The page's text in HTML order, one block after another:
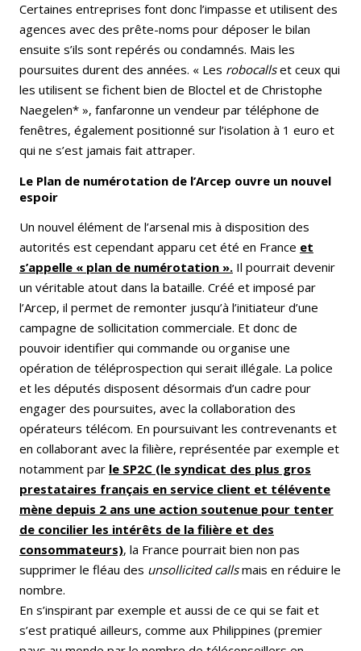
Certaines entreprises font donc l’impasse et utilisent des
agences avec des prête-noms pour déposer le bilan
ensuite s’ils sont repérés ou condamnés. Mais les
poursuites durent des années. « Les robocallset ceux qui
les utilisent se fichent bien de Bloctel et de Christophe
Naegelen* », fanfaronne un vendeur par téléphone de
fenêtres, également positionné sur l’isolation à 1 euro et
qui ne s’est jamais fait attraper.
Le Plan de numérotation de l’Arcep ouvre un nouvel
espoir
Un nouvel élément de l’arsenal mis à disposition des
autorités est cependant apparu cet été en France et
s’appelle « plan de numérotation ». Il pourrait devenir
un véritable atout dans la bataille. Créé et imposé par
l’Arcep, il permet de remonter jusqu’à l’initiateur d’une
campagne de sollicitation commerciale. Et donc de
pouvoir identifier qui commande ou organise une
opération de téléprospection qui serait illégale. La police
et les députés disposent désormais d’un cadre pour
engager des poursuites, avec la collaboration des
opérateurs télécom. En poursuivant les contrevenants et
en collaborant avec la filière, représentée par exemple et
notamment par le SP2C (le syndicat des plus gros
prestataires français en service client et télévente
mène depuis 2 ans une action soutenue pour tenter
de concilier les intérêts de la filière et des
consommateurs), la France pourrait bien non pas
supprimer le fléau des unsollicited callsmais en réduire le
nombre.
En s’inspirant par exemple et aussi de ce qui se fait et
s’est pratiqué ailleurs, comme aux Philippines (premier